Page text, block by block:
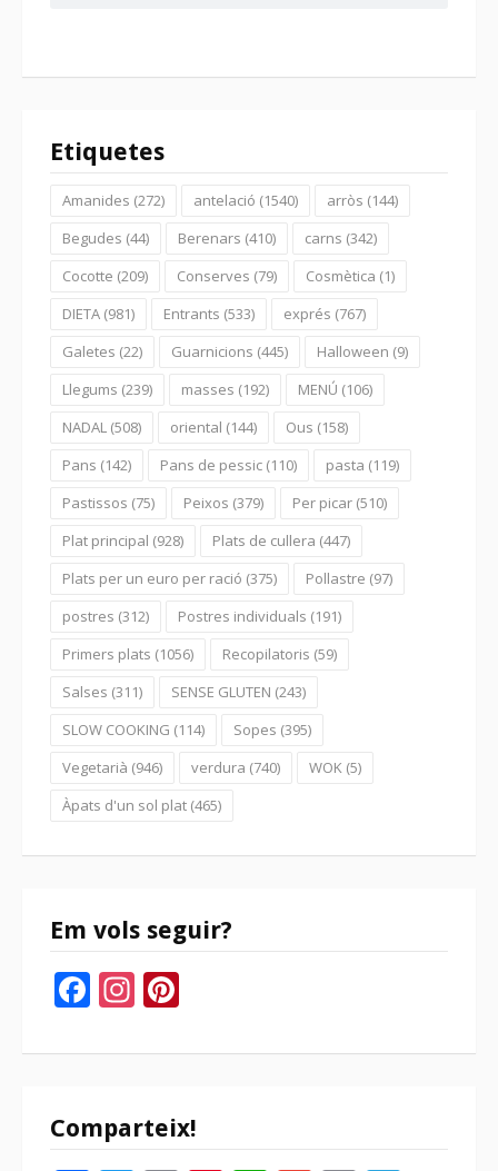
Etiquetes
Amanides (272) antelació (1540) arròs (144)
Begudes (44) Berenars (410) carns (342)
Cocotte (209) Conserves (79) Cosmètica (1)
DIETA (981) Entrants (533) exprés (767)
Galetes (22) Guarnicions (445) Halloween (9)
Llegums (239) masses (192) MENÚ (106)
NADAL (508) oriental (144) Ous (158)
Pans (142) Pans de pessic (110) pasta (119)
Pastissos (75) Peixos (379) Per picar (510)
Plat principal (928) Plats de cullera (447)
Plats per un euro per ració (375) Pollastre (97)
postres (312) Postres individuals (191)
Primers plats (1056) Recopilatoris (59)
Salses (311) SENSE GLUTEN (243)
SLOW COOKING (114) Sopes (395)
Vegetarià (946) verdura (740) WOK (5)
Àpats d'un sol plat (465)
Em vols seguir?
Facebook
Instagram
Comparteix!